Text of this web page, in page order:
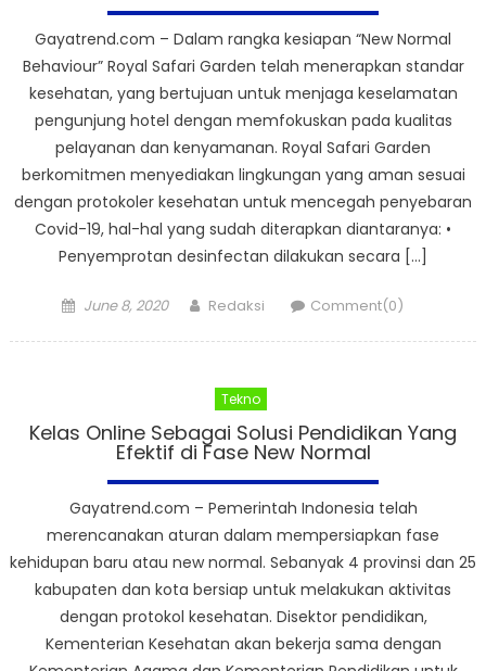
Gayatrend.com – Dalam rangka kesiapan “New Normal
Behaviour” Royal Safari Garden telah menerapkan standar
kesehatan, yang bertujuan untuk menjaga keselamatan
pengunjung hotel dengan memfokuskan pada kualitas
pelayanan dan kenyamanan. Royal Safari Garden
berkomitmen menyediakan lingkungan yang aman sesuai
dengan protokoler kesehatan untuk mencegah penyebaran
Covid-19, hal-hal yang sudah diterapkan diantaranya: •
Penyemprotan desinfectan dilakukan secara […]
Posted
June 8, 2020 Author
Redaksi Comment(0)
Tekno
Kelas Online Sebagai Solusi Pendidikan Yang
Efektif di Fase New Normal
Gayatrend.com – Pemerintah Indonesia telah
merencanakan aturan dalam mempersiapkan fase
kehidupan baru atau new normal. Sebanyak 4 provinsi dan 25
kabupaten dan kota bersiap untuk melakukan aktivitas
dengan protokol kesehatan. Disektor pendidikan,
Kementerian Kesehatan akan bekerja sama dengan